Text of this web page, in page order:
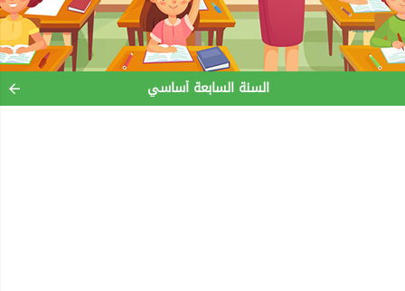
السنة السابعة أساسي